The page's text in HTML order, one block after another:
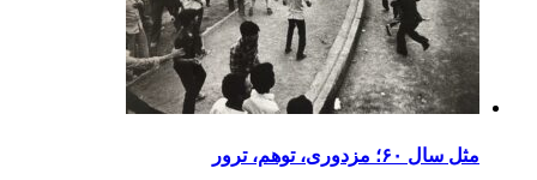
مثل سال ۶۰؛ مزدوری، توهم، ترور